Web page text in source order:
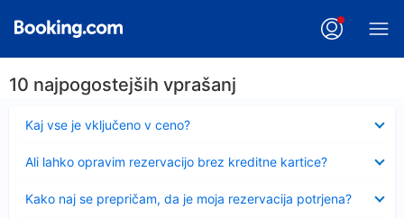
10 najpogostejših vprašanj
Kaj vse je vključeno v ceno?
Ali lahko opravim rezervacijo brez kreditne kartice?
Kako naj se prepričam, da je moja rezervacija potrjena?